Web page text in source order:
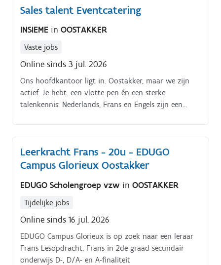
Sales talent Eventcatering
INSIEME in OOSTAKKER
Vaste jobs
Online sinds 3 jul. 2026
Ons hoofdkantoor ligt in. Oostakker, maar we zijn
actief. Je hebt. een vlotte pen én een sterke
talenkennis: Nederlands, Frans en Engels zijn een
Leerkracht Frans - 20u - EDUGO
Campus Glorieux Oostakker
EDUGO Scholengroep vzw in OOSTAKKER
Tijdelijke jobs
Online sinds 16 jul. 2026
EDUGO Campus Glorieux is op zoek naar een leraar
Frans Lesopdracht: Frans in 2de graad secundair
onderwijs D-, D/A- en A-finaliteit